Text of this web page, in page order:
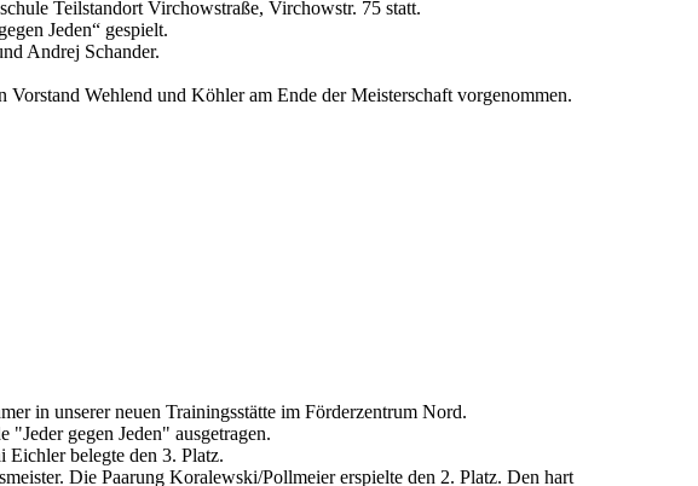
Teilstandort Virchowstraße, Virchowstr. 75 statt.
Jeden“ gespielt.
Andrej Schander.
Wehlend und Köhler am Ende der Meisterschaft vorgenommen.
in unserer neuen Trainingsstätte im Förderzentrum Nord.
gegen Jeden" ausgetragen.
belegte den 3. Platz.
Die Paarung Koralewski/Pollmeier erspielte den 2. Platz. Den hart